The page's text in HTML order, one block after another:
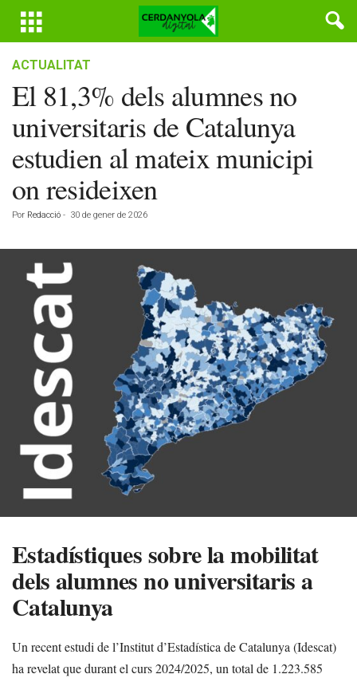
ACTUALITAT
El 81,3% dels alumnes no
universitaris de Catalunya
estudien al mateix municipi
on resideixen
Por Redacció - 30 de gener de 2026
Estadístiques sobre la mobilitat
dels alumnes no universitaris a
Catalunya
Un recent estudi de l’Institut d’Estadística de Catalunya (Idescat)
ha revelat que durant el curs 2024/2025, un total de 1.223.585